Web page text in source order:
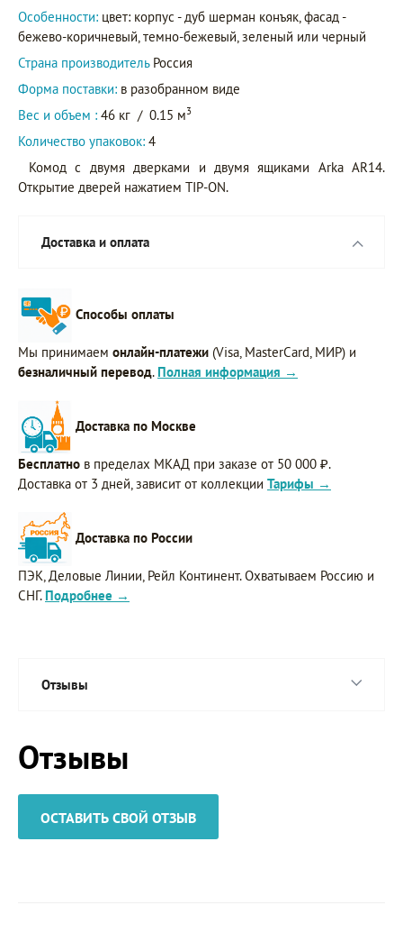
Особенности: цвет: корпус - дуб шерман конъяк, фасад -
бежево-коричневый, темно-бежевый, зеленый или черный
Страна производитель Россия
Форма поставки: в разобранном виде
Вес и объем : 46 кг / 0.15 м3
Количество упаковок: 4
Комод с двумя дверками и двумя ящиками Arka AR14.
Открытие дверей нажатием TIP-ON.
Доставка и оплата
Способы оплаты
Мы принимаем онлайн-платежи (Visa, MasterCard, МИР) и
безналичный перевод. Полная информация →
Доставка по Москве
Бесплатно в пределах МКАД при заказе от 50 000 ₽.
Доставка от 3 дней, зависит от коллекции Тарифы →
Доставка по России
ПЭК, Деловые Линии, Рейл Континент. Охватываем Россию и
СНГ. Подробнее →
Отзывы
Отзывы
ОСТАВИТЬ СВОЙ ОТЗЫВ